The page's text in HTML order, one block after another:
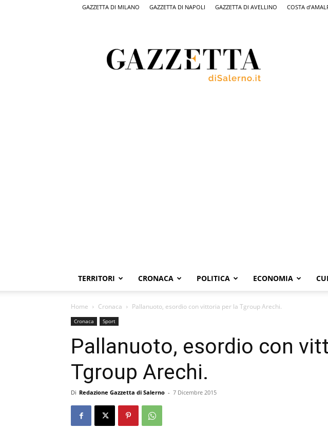
GAZZETTA DI MILANO GAZZETTA DI NAPOLI GAZZETTA DI AVELLINO COSTA
Salerno,
il
quotidiano
TERRITORI CRONACA POLITICA ECONOMIA
Home Cronaca Pallanuoto, esordio con vittoria per la Tgroup Arechi.
Cronaca Sport
Pallanuoto, esordio con
Tgroup Arechi.
Di Redazione Gazzetta di Salerno - 7 Dicembre 2015